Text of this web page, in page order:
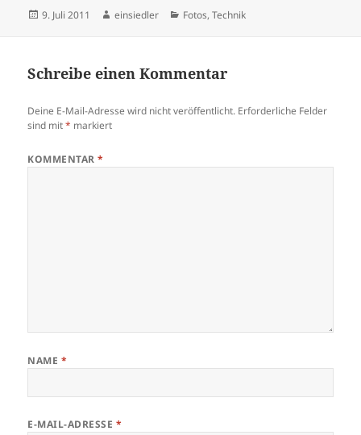
ein perfektes
Wahrheitsserum für die
sowie die…
Veröffentlicht
9. Juli 2011 Autor
einsiedler Kategorien
Fotos,Technik
Schreibe einen Kommentar
Deine E-Mail-Adresse wird nicht veröffentlicht. Erforderliche Felder
sind mit* markiert
KOMMENTAR*
NAME *
E-MAIL-ADRESSE *